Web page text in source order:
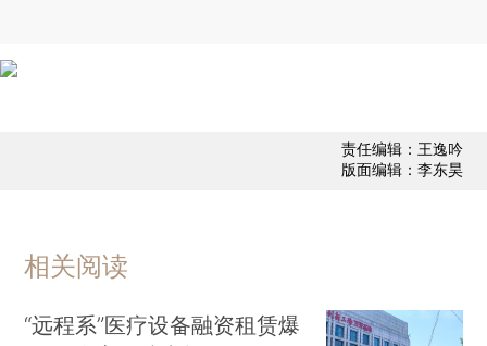
责任编辑：王逸吟
版面编辑：李东昊
相关阅读
“远程系”医疗设备融资租赁爆